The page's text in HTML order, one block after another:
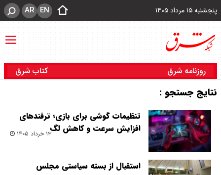
پنجشنبه ۱۵ مرداد ۱۴۰۵ EN
AR
روزنامه شرق کتاب شرق
نتایج جستجو :
تنظیمات گوشی برای بازی؛ ترفندهای
افزایش سرعت و کاهش لگ۱۳ خرداد ۱۴۰۵
استقبال از بسته سیاستی مجلس